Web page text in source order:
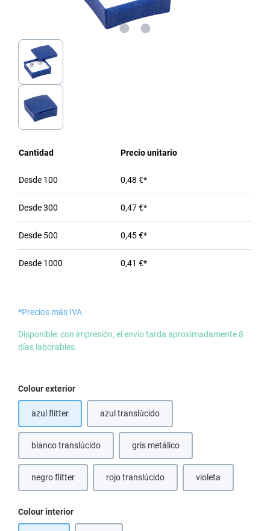
Cantidad Precio unitario
Desde 100 0,48 €*
Desde300 0,47 €*
Desde 500 0,45 €*
Desde 1000 0,41 €*
*Precios más IVA
Disponible: con impresión, el envío tarda aproximadamente 8
días laborables.
Seleccione
Colour exterior
azul flitter azul translúcido
blanco translúcido gris metálico(Esta opción no está disponible en
negro flitter(Esta opción no está disponible en este momento.)
rojo translúcido violeta
Seleccione
Colour interior